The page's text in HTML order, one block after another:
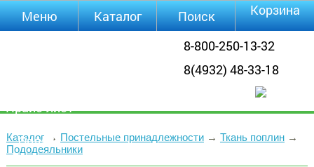
8-800-250-13-32
8(4932) 48-33-18
Каталог→ Постельные принадлежности→ Ткань поплин→
Пододеяльники
Меню
Прайс-лист
Оплата
Доставка
Каталог Поиск Корзина